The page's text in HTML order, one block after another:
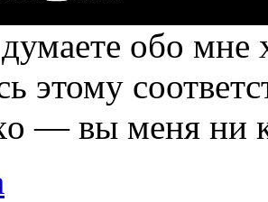
обо
этому
— вы меня ни